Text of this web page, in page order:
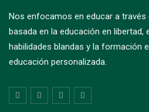
Nos enfocamos en educar a
basada en la educación en libertad,
habilidades blandas y la formación
educación personalizada.